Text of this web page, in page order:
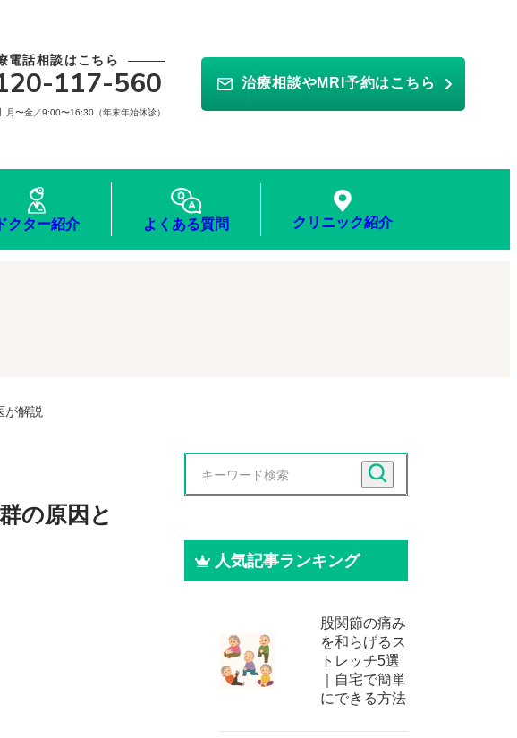
電話相談はこちら
117-560
月〜金／9:00〜16:30（年末年始休診）
治療相談やMRI予約はこちら
ドクター紹介 よくある質問 クリニック紹介
が解説
の原因と
人気記事ランキング
股関節の痛み
を和らげるス
トレッチ5選
｜自宅で簡単
にできる方法